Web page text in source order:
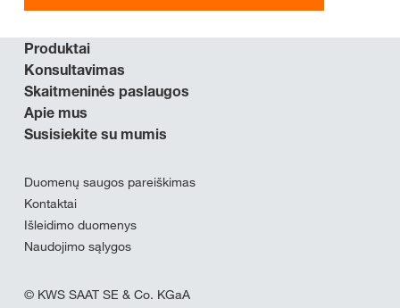
Produktai
Konsultavimas
Skaitmeninės paslaugos
Apie mus
Susisiekite su mumis
Duomenų saugos pareiškimas
Kontaktai
Išleidimo duomenys
Naudojimo sąlygos
© KWS SAAT SE & Co. KGaA